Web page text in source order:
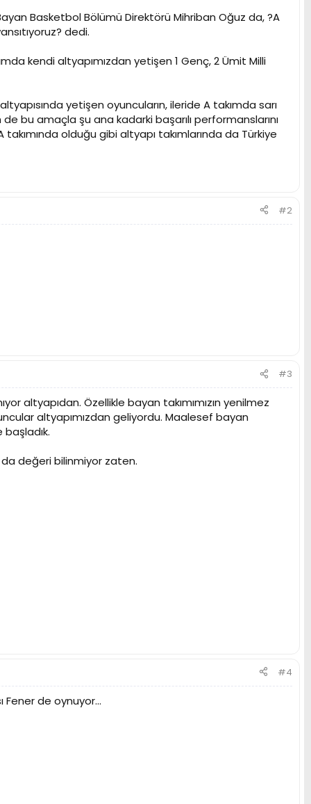
Basketbol Bölümü Direktörü Mihriban Oğuz da, ?A
dedi.
kendi altyapımızdan yetişen 1 Genç, 2 Ümit Milli
yetişen oyuncuların, ileride A takımda sarı
bu amaçla şu ana kadarki başarılı performanslarını
olduğu gibi altyapı takımlarında da Türkiye
#2
#3
altyapıdan. Özellikle bayan takımımızın yenilmez
altyapımızdan geliyordu. Maalesef bayan
da değeri bilinmiyor zaten.
#4
Fener de oynuyor...